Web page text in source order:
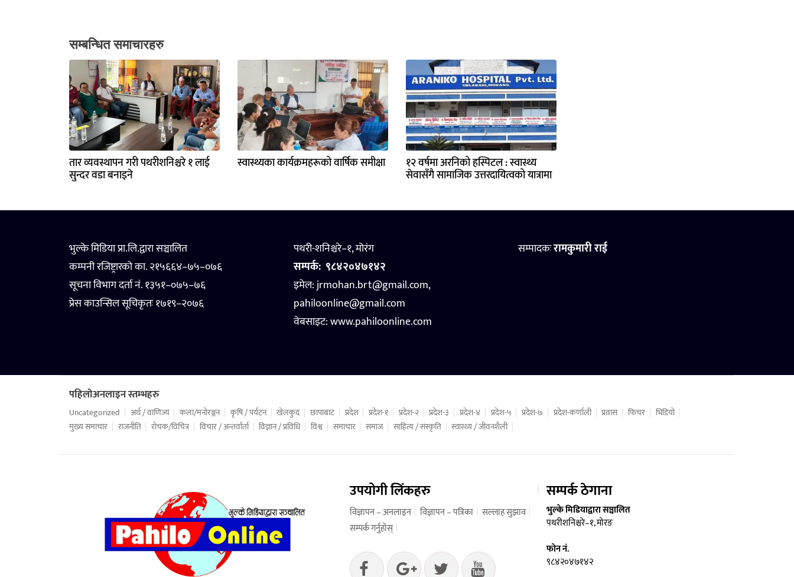
सम्बन्धित समाचारहरु
तार व्यवस्थापन गरी पथरीशनिश्चरे १ लाई
सुन्दर वडा बनाइने
स्वास्थ्यका कार्यक्रमहरूको वार्षिक समीक्षा १२ वर्षमा अरनिको हस्पिटल : स्वास्थ्य
सेवासँगै सामाजिक उत्तरदायित्वको यात्रामा
भुल्के मिडिया प्रा.लि.द्वारा सञ्चालित
कम्पनी रजिष्ट्रारको का. २१५६६४–७५–०७६
सूचना विभाग दर्ता नं. १३५१–०७५–७६
प्रेस काउन्सिल सूचिकृतः १७१९–२०७६
पथरी-शनिश्चरे–१, मोरंग
सम्पर्क: ९८४२०४७१४२
इमेल: jrmohan.brt@gmail.com,
pahiloonline@gmail.com
वेबसाइट:www.pahiloonline.com
सम्पादकःरामकुमारी राई
पहिलोअनलाइन स्तम्भहरु
Uncategorized अर्थ / वाणिज्य कला/मनोरञ्जन कृषि / पर्यटन खेलकुद छापाबाट प्रदेश प्रदेश-१ प्रदेश-२ प्रदेश-३ प्रदेश-४ प्रदेश-५ प्रदेश-७ प्रदेश-कर्णाली प्रवास फिचर
भिडियो
मुख्य समाचार
राजनीति रोचक/विचित्र विचार / अन्तर्वार्ता विज्ञान / प्रविधि विश्व समाचार समाज साहित्य / संस्कृति स्वास्थ्य / जीवनशैली
उपयोगी लिंकहरु
विज्ञापन – अनलाइन विज्ञापन – पत्रिका सल्लाह सुझाव
सम्पर्क गर्नुहोस्
सम्पर्क ठेगाना
भुल्के मिडियाद्वारा सञ्चालित
पथरीशनिश्चरे–१, मोरङ
फोन नं.
९८४२०४७१४२